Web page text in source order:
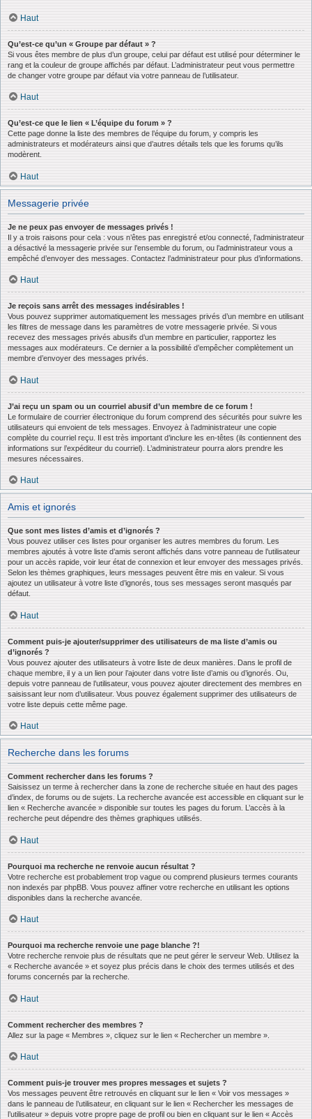
Haut
Qu’est-ce qu’un « Groupe par défaut » ?
Si vous êtes membre de plus d’un groupe, celui par défaut est utilisé pour déterminer le
rang et la couleur de groupe affichés par défaut. L’administrateur peut vous permettre
de changer votre groupe par défaut via votre panneau de l’utilisateur.
Haut
Qu’est-ce que le lien « L’équipe du forum » ?
Cette page donne la liste des membres de l’équipe du forum, y compris les
administrateurs et modérateurs ainsi que d’autres détails tels que les forums qu’ils
modèrent.
Haut
Messagerie privée
Je ne peux pas envoyer de messages privés !
Il y a trois raisons pour cela : vous n’êtes pas enregistré et/ou connecté, l’administrateur
a désactivé la messagerie privée sur l’ensemble du forum, ou l’administrateur vous a
empêché d’envoyer des messages. Contactez l’administrateur pour plus d’informations.
Haut
Je reçois sans arrêt des messages indésirables !
Vous pouvez supprimer automatiquement les messages privés d’un membre en utilisant
les filtres de message dans les paramètres de votre messagerie privée. Si vous
recevez des messages privés abusifs d’un membre en particulier, rapportez les
messages aux modérateurs. Ce dernier a la possibilité d’empêcher complètement un
membre d’envoyer des messages privés.
Haut
J’ai reçu un spam ou un courriel abusif d’un membre de ce forum !
Le formulaire de courrier électronique du forum comprend des sécurités pour suivre les
utilisateurs qui envoient de tels messages. Envoyez à l’administrateur une copie
complète du courriel reçu. Il est très important d’inclure les en-têtes (ils contiennent des
informations sur l’expéditeur du courriel). L’administrateur pourra alors prendre les
mesures nécessaires.
Haut
Amis et ignorés
Que sont mes listes d’amis et d’ignorés ?
Vous pouvez utiliser ces listes pour organiser les autres membres du forum. Les
membres ajoutés à votre liste d’amis seront affichés dans votre panneau de l’utilisateur
pour un accès rapide, voir leur état de connexion et leur envoyer des messages privés.
Selon les thèmes graphiques, leurs messages peuvent être mis en valeur. Si vous
ajoutez un utilisateur à votre liste d’ignorés, tous ses messages seront masqués par
défaut.
Haut
Comment puis-je ajouter/supprimer des utilisateurs de ma liste d’amis ou
d’ignorés ?
Vous pouvez ajouter des utilisateurs à votre liste de deux manières. Dans le profil de
chaque membre, il y a un lien pour l’ajouter dans votre liste d’amis ou d’ignorés. Ou,
depuis votre panneau de l’utilisateur, vous pouvez ajouter directement des membres en
saisissant leur nom d’utilisateur. Vous pouvez également supprimer des utilisateurs de
votre liste depuis cette même page.
Haut
Recherche dans les forums
Comment rechercher dans les forums ?
Saisissez un terme à rechercher dans la zone de recherche située en haut des pages
d’index, de forums ou de sujets. La recherche avancée est accessible en cliquant sur le
lien « Recherche avancée » disponible sur toutes les pages du forum. L’accès à la
recherche peut dépendre des thèmes graphiques utilisés.
Haut
Pourquoi ma recherche ne renvoie aucun résultat ?
Votre recherche est probablement trop vague ou comprend plusieurs termes courants
non indexés par phpBB. Vous pouvez affiner votre recherche en utilisant les options
disponibles dans la recherche avancée.
Haut
Pourquoi ma recherche renvoie une page blanche ?!
Votre recherche renvoie plus de résultats que ne peut gérer le serveur Web. Utilisez la
« Recherche avancée » et soyez plus précis dans le choix des termes utilisés et des
forums concernés par la recherche.
Haut
Comment rechercher des membres ?
Allez sur la page « Membres », cliquez sur le lien « Rechercher un membre ».
Haut
Comment puis-je trouver mes propres messages et sujets ?
Vos messages peuvent être retrouvés en cliquant sur le lien « Voir vos messages »
dans le panneau de l’utilisateur, en cliquant sur le lien « Rechercher les messages de
l’utilisateur » depuis votre propre page de profil ou bien en cliquant sur le lien « Accès